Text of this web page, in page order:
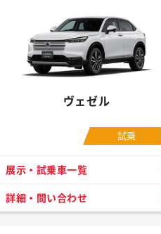
ヴェゼル
試乗
展示・試乗車一覧
詳細・問い合わせ